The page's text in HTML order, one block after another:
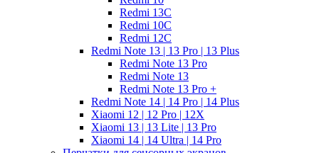
Redmi 13C
Redmi 10C
Redmi 12C
Redmi Note 13 | 13 Pro | 13 Plus
Redmi Note 13 Pro
Redmi Note 13
Redmi Note 13 Pro +
Redmi Note 14 | 14 Pro | 14 Plus
Xiaomi 12 | 12 Pro | 12X
Xiaomi 13 | 13 Lite | 13 Pro
Xiaomi 14 | 14 Ultra | 14 Pro